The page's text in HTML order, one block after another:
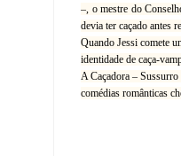
–, o mestre do
devia ter caçado antes
Quando Jessi comete
identidade de caça-
A Caçadora –
comédias românticas